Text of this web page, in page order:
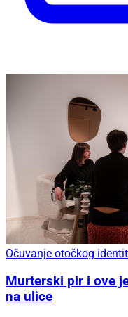
Očuvanje otočkog
Murterski pir i ove
na ulice